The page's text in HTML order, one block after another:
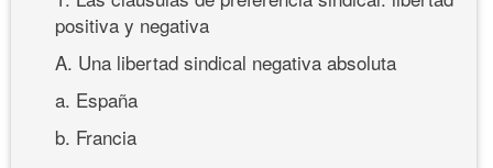
positiva y negativa
A. Una libertad sindical negativa absoluta
a. España
b. Francia